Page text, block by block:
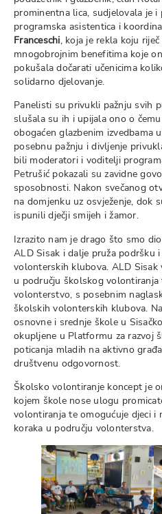
prominentna lica, sudjelovala je i
programska asistentica i
Franceschi, koja je rekla koju
mnogobrojnim benefitima koje
pokušala dočarati učenicima
solidarno djelovanje.
Panelisti su privukli pažnju svih
slušala su ih i upijala ono o
obogaćen glazbenim izvedbama
posebnu pažnju i divljenje
bili moderatori i voditelji
Petrušić pokazali su zavidne
sposobnosti. Nakon svečanog
na domjenku uz osvježenje, dok
ispunili dječji smijeh i žamor.
Izrazito nam je drago što smo
ALD Sisak i dalje pruža podršku
volonterskih klubova. ALD Sisak
u području školskog volontiranja
volonterstvo, s posebnim
školskih volonterskih klubova.
osnovne i srednje škole u
okupljene u Platformu za razvoj
poticanja mladih na aktivno
društvenu odgovornost.
Školsko volontiranje koncept je
kojem škole nose ulogu
volontiranja te omogućuje djeci i
koraka u području volonterstva.